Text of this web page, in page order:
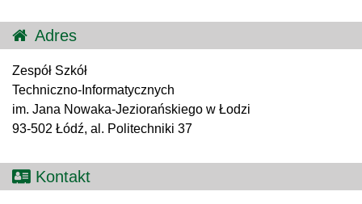
Adres
Zespół Szkół
Techniczno-Informatycznych
im. Jana Nowaka-Jeziorańskiego w Łodzi
93-502 Łódź, al. Politechniki 37
Kontakt